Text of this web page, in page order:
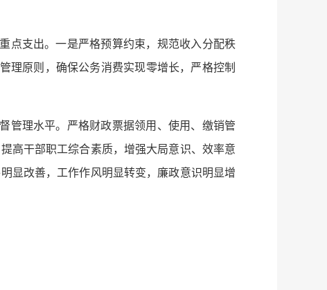
点支出。一是严格预算约束，规范收入分配秩
理原则，确保公务消费实现零增长，严格控制
管理水平。严格财政票据领用、使用、缴销管
高干部职工综合素质，增强大局意识、效率意
显改善，工作作风明显转变，廉政意识明显增